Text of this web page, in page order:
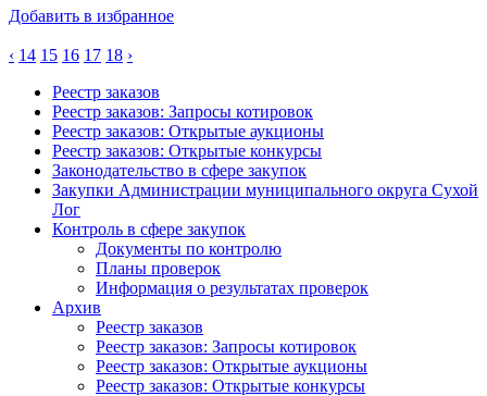
Добавить в избранное
‹ 14 15 16 17 18 ›
Реестр заказов
Реестр заказов: Запросы котировок
Реестр заказов: Открытые аукционы
Реестр заказов: Открытые конкурсы
Законодательство в сфере закупок
Закупки Администрации муниципального округа Сухой
Лог
Контроль в сфере закупок
Документы по контролю
Планы проверок
Информация о результатах проверок
Архив
Реестр заказов
Реестр заказов: Запросы котировок
Реестр заказов: Открытые аукционы
Реестр заказов: Открытые конкурсы